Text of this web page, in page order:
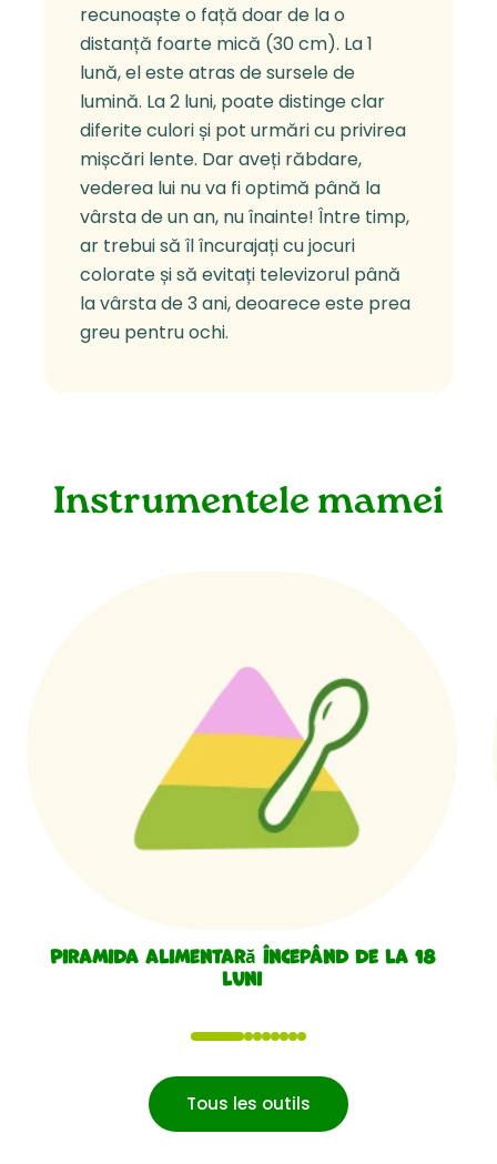
recunoaște o față doar de la o
distanță foarte mică (30 cm). La 1
lună, el este atras de sursele de
lumină. La 2 luni, poate distinge clar
diferite culori și pot urmări cu privirea
mișcări lente. Dar aveți răbdare,
vederea lui nu va fi optimă până la
vârsta de un an, nu înainte! Între timp,
ar trebui să îl încurajați cu jocuri
colorate și să evitați televizorul până
la vârsta de 3 ani, deoarece este prea
greu pentru ochi.
Instrumentele mamei
Piramida alimentară începând de la 18
luni
1 2345678
Tous les outils